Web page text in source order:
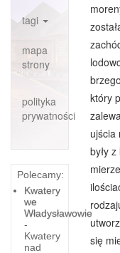
tagi
mapa
strony
polityka
prywatności
Polecamy:
Kwatery
we
Władysławowie
-
Kwatery
nad
który
ujścia
były
się